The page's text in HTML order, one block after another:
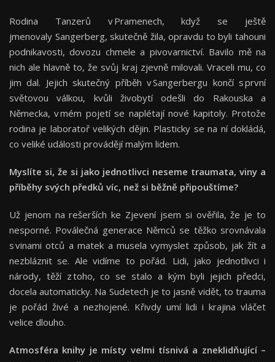
Rodina Tanzerů v Pramenech, když se ještě
jmenovaly Sangerberg, skutečně žila, opravdu to byli tahouni
podnikavosti, dovozu chmele a pivovarnictví. Bavilo mě na
nich ale hlavně to, že svůj kraj zjevně milovali. Vraceli mu, co
jim dal. Jejich skutečný příběh v Sangerbergu končí s první
světovou válkou, kvůli živobytí odešli do Rakouska a
Německa, v mém pojetí se naplétají nové kapitoly. Protože
rodina je laboratoř velikých dějin. Plasticky se na ní dokládá,
co veliké události provádějí malým lidem.
Myslíte si, že si jako jednotlivci neseme traumata, viny a
příběhy svých předků víc, než si běžně připouštíme?
Už jenom na rešerších ke Zjevení jsem si ověřila, že je to
nesporné. Poválečná generace Němců se těžko srovnávala
s vinami otců a matek a musela vymyslet způsob, jak žít a
nezbláznit se. Ale vidíme to pořád. Lidi, jako jednotlivci i
národy, těží z toho, co se stalo a kým byli jejich předci,
docela automaticky. Na Sudetech je to jasně vidět, to trauma
je pořád živé a nezhojené. Křivdy umí lidi i krajina vláčet
velice dlouho.
Atmosféra knihy je místy velmi tísnivá a zneklidňující –